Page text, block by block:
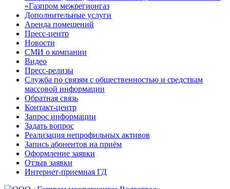
«Газпром межрегионгаз
Дополнительные услуги
Аренда помещений
Пресс-центр
Новости
СМИ о компании
Видео
Пресс-релизы
Служба по связям с общественностью и средствам
массовой информации
Обратная связь
Контакт-центр
Запрос информации
Задать вопрос
Реализация непрофильных активов
Запись абонентов на приём
Оформление заявки
Отзыв заявки
Интернет-приемная ГД